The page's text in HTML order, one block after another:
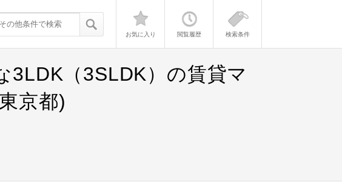
お気に入り 閲覧履歴 検索条件
3LDK（3SLDK）の賃貸マ
京都)